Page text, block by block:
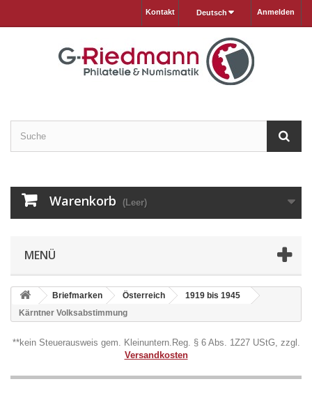
Anmelden
Deutsch
Kontakt
Warenkorb (Leer)
MENÜ
Briefmarken Österreich
1919 bis 1945
Kärntner Volksabstimmung
**kein Steuerausweis gem. Kleinuntern.Reg. § 6 Abs. 1Z27 UStG, zzgl.
Versandkosten